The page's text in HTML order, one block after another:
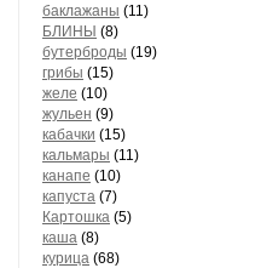
баклажаны (11)
БЛИНЫ (8)
бутерброды (19)
грибы (15)
желе (10)
жульен (9)
кабачки (15)
кальмары (11)
канапе (10)
капуста (7)
Картошка (5)
каша (8)
курица (68)